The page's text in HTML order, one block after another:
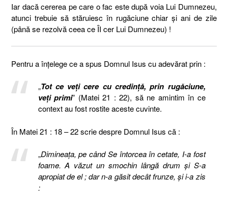
Iar dacă cererea pe care o fac este după voia Lui Dumnezeu,
atunci trebuie să stăruiesc în rugăciune chiar și ani de zile
(până se rezolvă ceea ce ÎI cer Lui Dumnezeu) !
Pentru a înțelege ce a spus Domnul Isus cu adevărat prin :
„Tot ce veți cere cu credință, prin rugăciune,
veți primi” (Matei 21 : 22), să ne amintim în ce
context au fost rostite aceste cuvinte.
În Matei 21 : 18 – 22 scrie despre Domnul Isus că :
„Dimineaţa, pe când Se întorcea în cetate, I-a fost
foame. A văzut un smochin lângă drum şi S-a
apropiat de el ; dar n-a găsit decât frunze, şi i-a zis
: